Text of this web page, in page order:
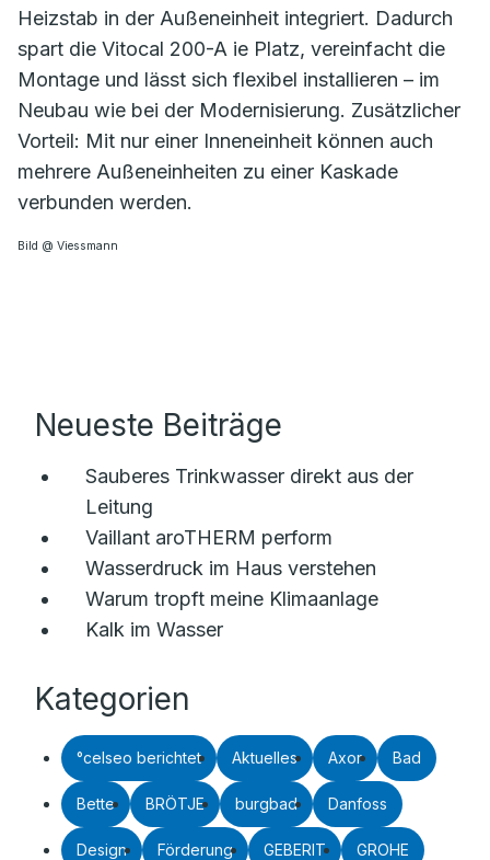
Heizstab in der Außeneinheit integriert. Dadurch
spart die Vitocal 200-A ie Platz, vereinfacht die
Montage und lässt sich flexibel installieren – im
Neubau wie bei der Modernisierung. Zusätzlicher
Vorteil: Mit nur einer Inneneinheit können auch
mehrere Außeneinheiten zu einer Kaskade
verbunden werden.
Bild @ Viessmann
Neueste Beiträge
Sauberes Trinkwasser direkt aus der
Leitung
Vaillant aroTHERM perform
Wasserdruck im Haus verstehen
Warum tropft meine Klimaanlage
Kalk im Wasser
Kategorien
°celseo berichtet Aktuelles Axor Bad
Bette BRÖTJE burgbad Danfoss
Design Förderung GEBERIT GROHE